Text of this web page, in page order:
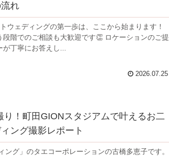
れ
階でのご相談も大歓迎です👏 ロケーションのご提
丁寧にお答えし...
2026.07.25
！町田GIONスタジアムで叶えるお二
ング撮影レポート